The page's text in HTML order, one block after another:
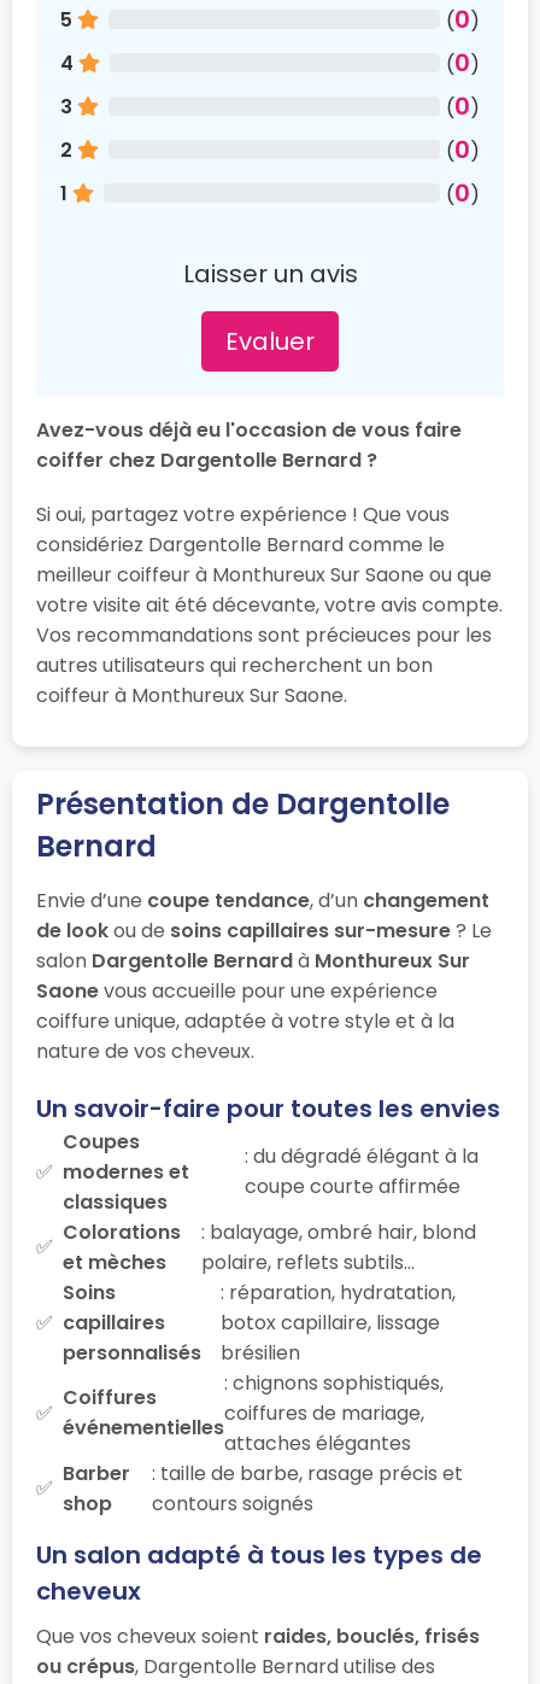
5 (0)
4
(0)
3
(0)
2
(0)
1
(0)
Laisser un avis
Evaluer
Avez-vous déjà eu l'occasion de vous faire
coiffer chez Dargentolle Bernard ?
Si oui, partagez votre expérience ! Que vous
considériez Dargentolle Bernard comme le
meilleur coiffeur à Monthureux Sur Saone ou que
votre visite ait été décevante, votre avis compte.
Vos recommandations sont précieuces pour les
autres utilisateurs qui recherchent un bon
coiffeur à Monthureux Sur Saone.
Présentation de Dargentolle
Bernard
Envie d’une coupe tendance, d’un changement
de lookou de soins capillaires sur-mesure? Le
salon Dargentolle Bernardà Monthureux Sur
Saonevous accueille pour une expérience
coiffure unique, adaptée à votre style et à la
nature de vos cheveux.
Un savoir-faire pour toutes les envies
Coupes
modernes et
classiques
: du dégradé élégant à la
coupe courte affirmée
Colorations
et mèches
: balayage, ombré hair, blond
polaire, reflets subtils…
Soins
capillaires
personnalisés
: réparation, hydratation,
botox capillaire, lissage
brésilien
Coiffures
événementielles
: chignons sophistiqués,
coiffures de mariage,
attaches élégantes
Barber
shop
: taille de barbe, rasage précis et
contours soignés
Un salon adapté à tous les types de
cheveux
Que vos cheveux soient raides, bouclés, frisés
ou crépus, Dargentolle Bernard utilise des